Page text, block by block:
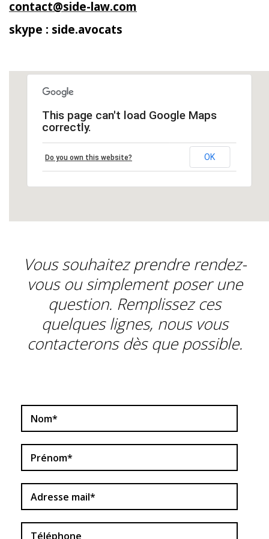
contact@side-law.com
skype : side.avocats
This page can't load Google Maps
correctly.
Do you own this website? OK
Vous souhaitez prendre rendez-
vous ou simplement poser une
question. Remplissez ces
quelques lignes, nous vous
contacterons dès que possible.